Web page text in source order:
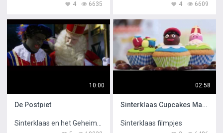
6635
4 6609
4
10:00
De Postpiet
02:58
Sinterklaas Cupcakes Maken
Sinterklaas filmpjes